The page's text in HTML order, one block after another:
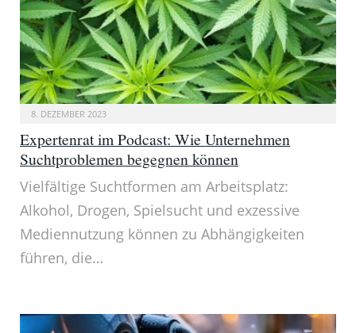
8. DEZEMBER 2023
Expertenrat im Podcast: Wie Unternehmen
Suchtproblemen begegnen können
Vielfältige Suchtformen am Arbeitsplatz:
Alkohol, Drogen, Spielsucht und exzessive
Mediennutzung können zu Abhängigkeiten
führen, die…